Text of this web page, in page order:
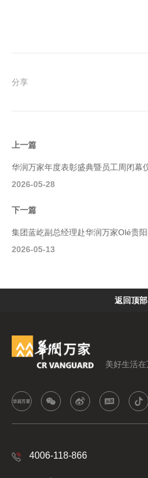
分享
上一篇
华润万家年度表彰盛典暨员工周闭幕
2026-05-28
下一篇
集团蓝屹副总经理赴华润万家Olé贵
2026-05-13
返回顶部
美好生活在
4006-118-866